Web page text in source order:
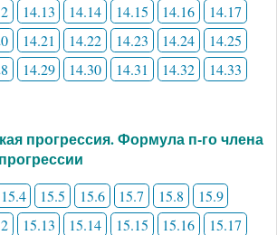
14.13 14.14 14.15 14.16
14.17
14.21 14.22 14.23 14.24
14.25
14.29 14.30 14.31 14.32
14.33
прогрессия. Формула п-го члена
15.4 15.5 15.6 15.7 15.8
15.9
15.13 15.14 15.15 15.16
15.17